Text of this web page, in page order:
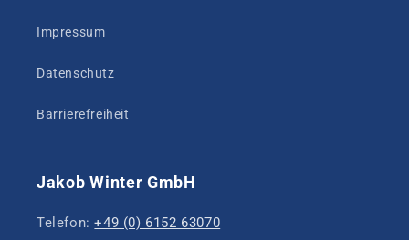
Impressum
Datenschutz
Barrierefreiheit
Jakob Winter GmbH
Telefon:+49 (0) 6152 63070